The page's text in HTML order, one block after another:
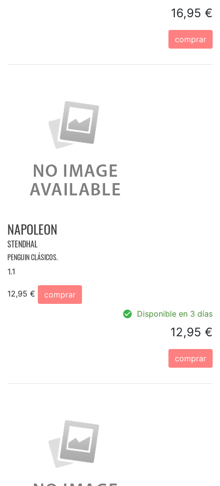
16,95 €
comprar
NAPOLEON
STENDHAL
PENGUIN CLÁSICOS.
1.1
12,95 €
comprar
Disponible en 3 días
12,95 €
comprar